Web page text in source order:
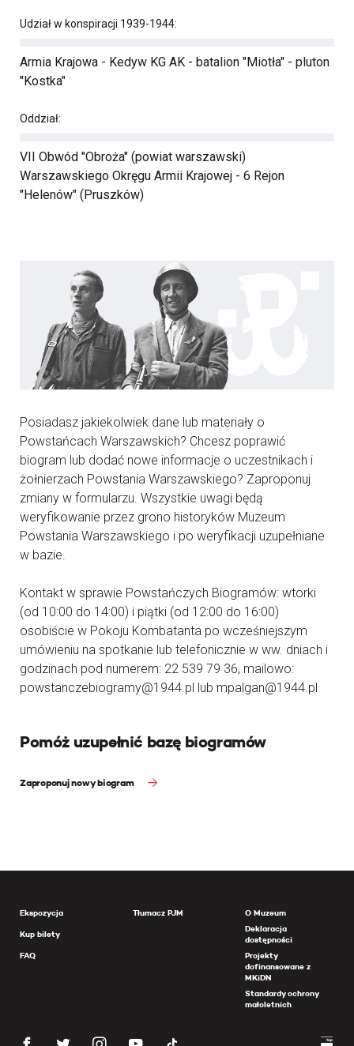
Udział w konspiracji 1939-1944:
Armia Krajowa - Kedyw KG AK - batalion "Miotła" - pluton
"Kostka"
Oddział:
VII Obwód "Obroża" (powiat warszawski)
Warszawskiego Okręgu Armii Krajowej - 6 Rejon
"Helenów" (Pruszków)
Posiadasz jakiekolwiek dane lub materiały o
Powstańcach Warszawskich? Chcesz poprawić
biogram lub dodać nowe informacje o uczestnikach i
żołnierzach Powstania Warszawskiego? Zaproponuj
zmiany w formularzu. Wszystkie uwagi będą
weryfikowanie przez grono historyków Muzeum
Powstania Warszawskiego i po weryfikacji uzupełniane
w bazie.
Kontakt w sprawie Powstańczych Biogramów: wtorki
(od 10:00 do 14:00) i piątki (od 12:00 do 16:00)
osobiście w Pokoju Kombatanta po wcześniejszym
umówieniu na spotkanie lub telefonicznie w ww. dniach i
godzinach pod numerem: 22 539 79 36, mailowo:
powstanczebiogramy@1944.pl lub mpalgan@1944.pl
Pomóż uzupełnić bazę biogramów
Zaproponuj nowy biogram
Ekspozycja
Kup bilety
FAQ
Tłumacz PJM
O Muzeum
Deklaracja
dostępności
Projekty
dofinansowane z
MKiDN
Standardy ochrony
małoletnich